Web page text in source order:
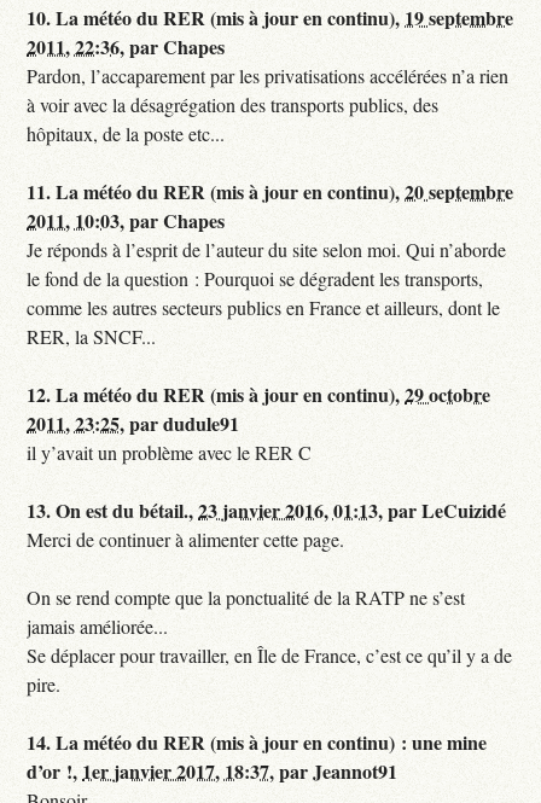
10.La météo du RER (mis à jour en continu), 19 septembre
2011, 22:36,parChapes
Pardon, l’accaparement par les privatisations accélérées n’a rien
à voir avec la désagrégation des transports publics, des
hôpitaux, de la poste etc...
11.La météo du RER (mis à jour en continu),20 septembre
2011, 10:03,parChapes
Je réponds à l’esprit de l’auteur du site selon moi. Qui n’aborde
le fond de la question : Pourquoi se dégradent les transports,
comme les autres secteurs publics en France et ailleurs, dont le
RER, la SNCF...
12.La météo du RER (mis à jour en continu),29 octobre
2011, 23:25,pardudule91
il y’avait un problème avec le RER C
13.On est du bétail.,23 janvier 2016, 01:13,parLeCuizidé
Merci de continuer à alimenter cette page.
On se rend compte que la ponctualité de la RATP ne s’est
jamais améliorée...
Se déplacer pour travailler, en Île de France, c’est ce qu’il y a de
pire.
14.La météo du RER (mis à jour en continu) : une mine
d’or !, 1er janvier 2017, 18:37,parJeannot91